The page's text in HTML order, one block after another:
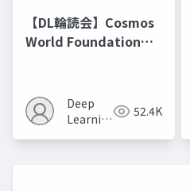
【DL輪読会】Cosmos
World Foundation
Deep
Learning
52.4K